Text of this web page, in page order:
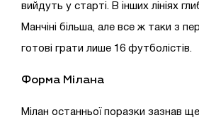
вийдуть у старті. В інших лініях
Манчіні більша, але все ж таки з
готові грати лише 16 футболістів.
Форма Мілана
Мілан останньої поразки зазнав